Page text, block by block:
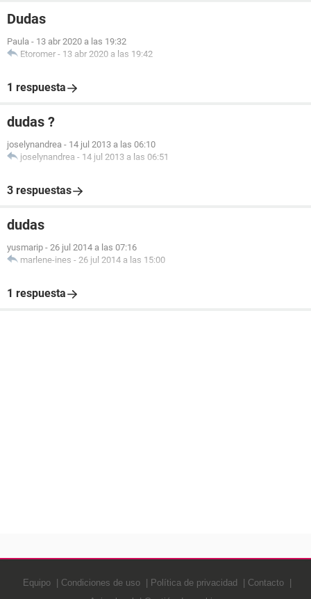
Dudas
Paula - 13 abr 2020 a las 19:32
Etoromer - 13 abr 2020 a las 19:42
1 respuesta
dudas ?
joselynandrea - 14 jul 2013 a las 06:10
joselynandrea - 14 jul 2013 a las 06:51
3 respuestas
dudas
yusmarip - 26 jul 2014 a las 07:16
marlene-ines - 26 jul 2014 a las 15:00
1 respuesta
Equipo Condiciones de uso Política de privacidad
Contacto